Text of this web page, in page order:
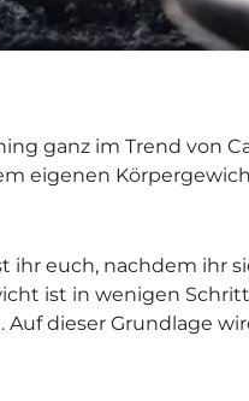
ganz im Trend von
eigenen
ihr euch, nachdem ihr
ist in wenigen
dieser Grundlage